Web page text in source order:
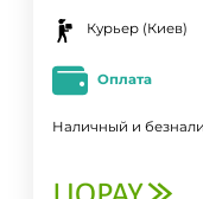
Курьер (Киев)
Оплата
Наличный и